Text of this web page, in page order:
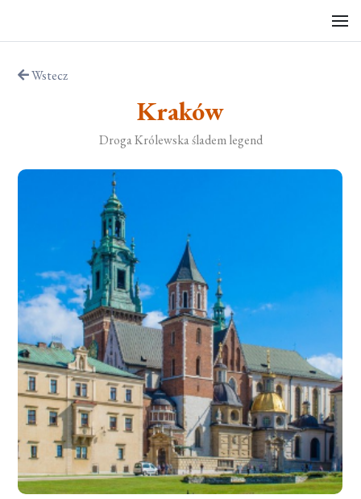
Wstecz
Kraków
Droga Królewska śladem legend